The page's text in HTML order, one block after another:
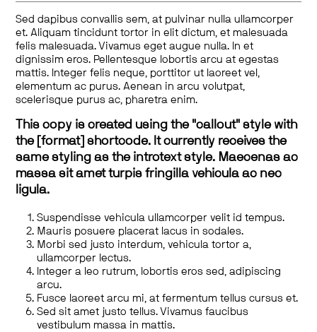
Sed dapibus convallis sem, at pulvinar nulla ullamcorper
et. Aliquam tincidunt tortor in elit dictum, et malesuada
felis malesuada. Vivamus eget augue nulla. In et
dignissim eros. Pellentesque lobortis arcu at egestas
mattis. Integer felis neque, porttitor ut laoreet vel,
elementum ac purus. Aenean in arcu volutpat,
scelerisque purus ac, pharetra enim.
This copy is created using the "callout" style with
the [format] shortcode. It currently receives the
same styling as the introtext style. Maecenas ac
massa sit amet turpis fringilla vehicula ac nec
ligula.
Suspendisse vehicula ullamcorper velit id tempus.
Mauris posuere placerat lacus in sodales.
Morbi sed justo interdum, vehicula tortor a,
ullamcorper lectus.
Integer a leo rutrum, lobortis eros sed, adipiscing
arcu.
Fusce laoreet arcu mi, at fermentum tellus cursus et.
Sed sit amet justo tellus. Vivamus faucibus
vestibulum massa in mattis.